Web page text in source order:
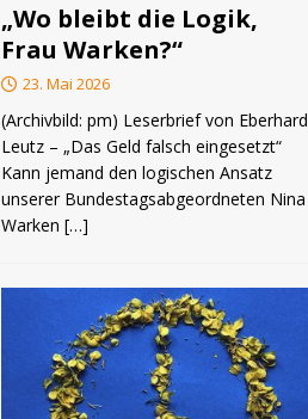
„Wo bleibt die Logik,
Frau Warken?“
23. Mai 2026
(Archivbild: pm) Leserbrief von Eberhard
Leutz – „Das Geld falsch eingesetzt“
Kann jemand den logischen Ansatz
unserer Bundestagsabgeordneten Nina
Warken […]